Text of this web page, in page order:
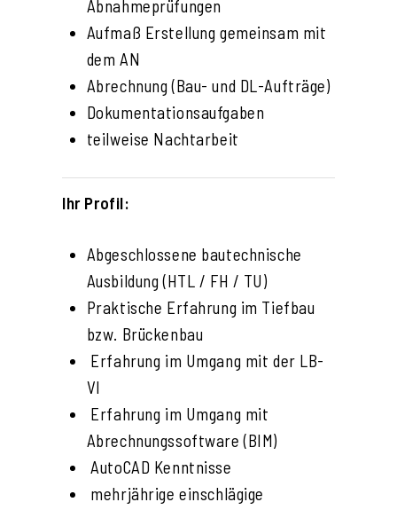
Abnahmeprüfungen
Aufmaß Erstellung gemeinsam mit
dem AN
Abrechnung (Bau- und DL-Aufträge)
Dokumentationsaufgaben
teilweise Nachtarbeit
Ihr Profil:
Abgeschlossene bautechnische
Ausbildung (HTL / FH / TU)
Praktische Erfahrung im Tiefbau
bzw. Brückenbau
Erfahrung im Umgang mit der LB-
VI
Erfahrung im Umgang mit
Abrechnungssoftware (BIM)
AutoCAD Kenntnisse
mehrjährige einschlägige